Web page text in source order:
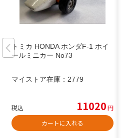
トミカ HONDA ホンダF-1 ホイ
ールミニカー No73
マイストア在庫： 2779
税込 11020円
カートに入れる